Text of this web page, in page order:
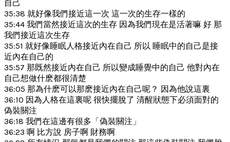
自己
35:38 就好像我們接近這一次 這一次的生存一樣的
35:44 我們當然接近這次的生存 因為我們現在是活著嘛 好 那
我們接近這次生存
35:51 就好像睡眠人格接近內在自己 所以 睡眠中的自己是接
近內在自己的
35:57 那既然接近內在自己 所以變成睡覺中的自己 他對內在
自己想做什麽都很清楚
36:05 那為什麽可以那麽接近內在自己呢？ 因為他說這裏
36:10 因為人格在這裏呢 很快擺脫了 清醒狀態下必須面對的
偽裝關注
36:18 我們在這邊有很多「偽裝關注」
36:23 啊 比方說 房子啊 財務啊